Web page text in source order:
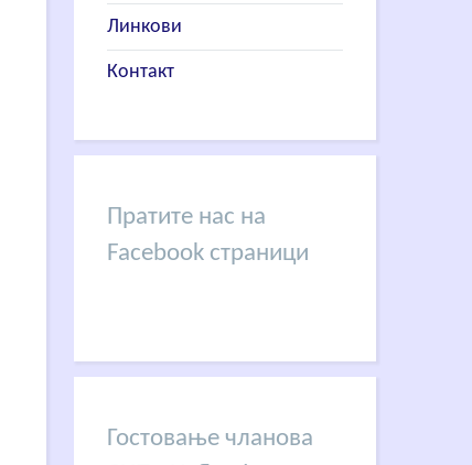
Линкови
Контакт
Пратите нас на
Facebook страници
Гостовање чланова